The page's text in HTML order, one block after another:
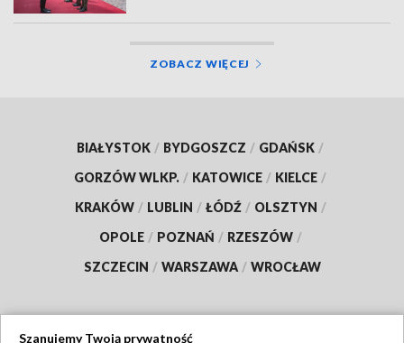
ZOBACZ WIĘCEJ
BIAŁYSTOK / BYDGOSZCZ / GDAŃSK /
GORZÓW WLKP. / KATOWICE / KIELCE /
KRAKÓW / LUBLIN / ŁÓDŹ / OLSZTYN /
OPOLE / POZNAŃ / RZESZÓW /
SZCZECIN / WARSZAWA / WROCŁAW
Szanujemy Twoją prywatność